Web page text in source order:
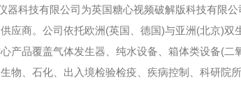
科技有限公司为英国糖心视频破解版科技有限公
应商。公司依托欧洲(英国、德国)与亚洲(北京)
产品覆盖气体发生器、纯水设备、箱体类设备(
物、石化、出入境检验检疫、疾病控制、科研院